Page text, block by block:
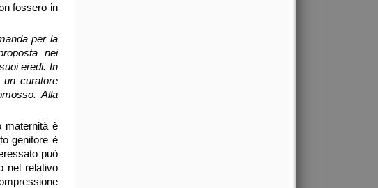
fossero in
per la
nei
eredi. In
un curatore
Alla
è
genitore è
può
nel relativo